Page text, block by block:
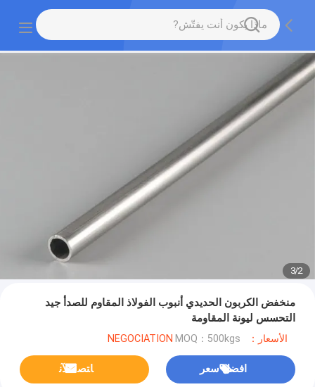
2
/
3
منخفض الكربون الحديدي أنبوب الفولاذ المقاوم للصدأ جيد
التحسس ليونة المقاومة
الأسعار：NEGOCIATION MOQ：500kgs
افضل سعر ﺎﺘﺼﻟ ﺍﻶﻧ